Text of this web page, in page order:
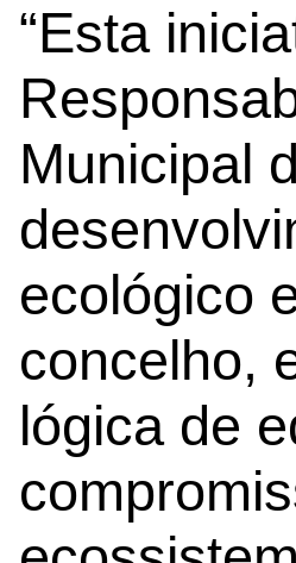
“Esta
Municipal
ecológico
concelho,
lógica de